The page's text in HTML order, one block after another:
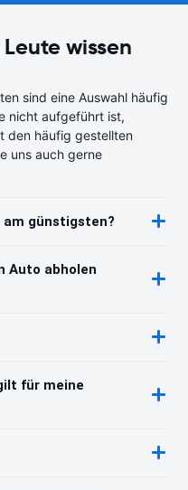
wissen
sind eine Auswahl häufig
nicht aufgeführt ist,
den häufig gestellten
uns auch gerne
günstigsten?
Auto abholen
für meine